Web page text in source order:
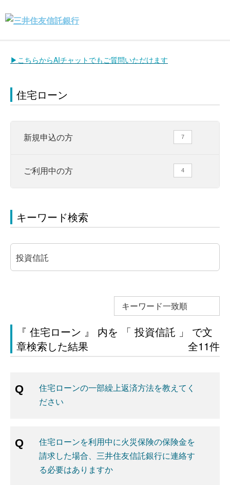
▶こちらからAIチャットでもご質問いただけます
住宅ローン
新規申込の方 7
ご利用中の方 4
キーワード検索
キーワード一致順
『 住宅ローン 』 内を 「 投資信託 」 で文
章検索した結果
全11件
住宅ローンの一部繰上返済方法を教えてく
ださい
住宅ローンを利用中に火災保険の保険金を
請求した場合、三井住友信託銀行に連絡す
る必要はありますか